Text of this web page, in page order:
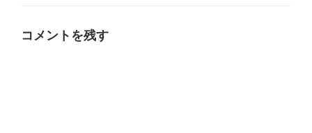
コメントを残す